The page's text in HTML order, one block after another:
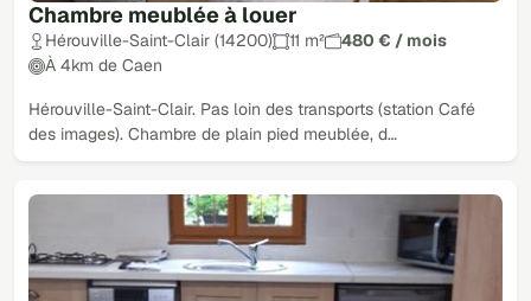
Chambre meublée à louer
Hérouville-Saint-Clair (14200) 11 m²
480 € / mois
À 4km de Caen
Hérouville-Saint-Clair. Pas loin des transports (station Café
des images). Chambre de plain pied meublée, d…